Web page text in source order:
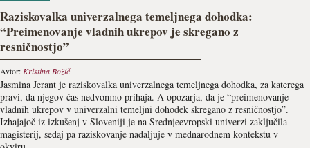
Raziskovalka univerzalnega temeljnega dohodka:
“Preimenovanje vladnih ukrepov je skregano z
resničnostjo”
Avtor: Kristina Božič
Jasmina Jerant je raziskovalka univerzalnega temeljnega dohodka, za katerega
pravi, da njegov čas nedvomno prihaja. A opozarja, da je “preimenovanje
vladnih ukrepov v univerzalni temeljni dohodek skregano z resničnostjo”.
Izhajajoč iz izkušenj v Sloveniji je na Srednjeevropski univerzi zaključila
magisterij, sedaj pa raziskovanje nadaljuje v mednarodnem kontekstu v